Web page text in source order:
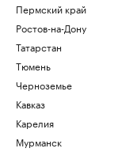
Пермский край
Ростов-на-Дону
Татарстан
Тюмень
Черноземье
Кавказ
Карелия
Мурманск